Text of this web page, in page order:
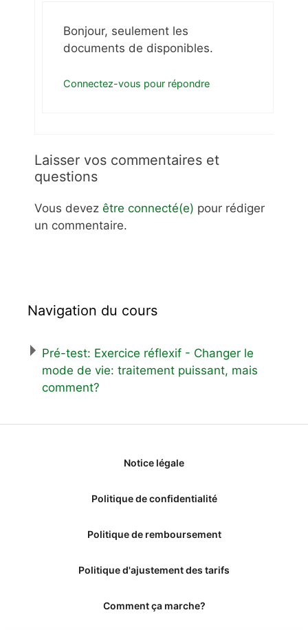
Bonjour, seulement les
documents de disponibles.
Connectez-vous pour répondre
Laisser vos commentaires et
questions
Vous devez être connecté(e) pour rédiger
un commentaire.
Navigation du cours
Pré-test: Exercice réflexif - Changer le
mode de vie: traitement puissant, mais
comment?
Notice légale
Politique de confidentialité
Politique de remboursement
Politique d'ajustement des tarifs
Comment ça marche?